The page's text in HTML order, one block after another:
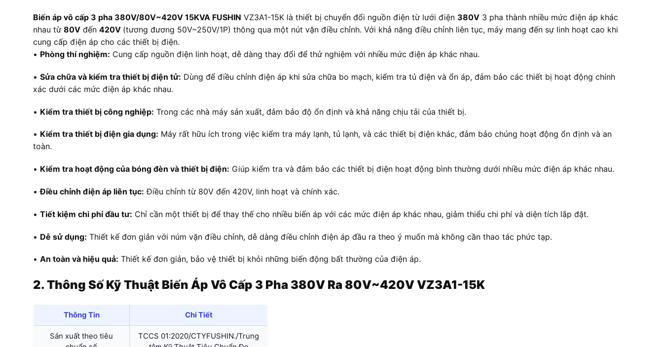
Biến áp vô cấp 3 pha 380V/80V~420V 15KVA FUSHIN VZ3A1-15K là thiết bị chuyển đổi nguồn điện từ lưới điện 380V 3 pha thành nhiều mức điện áp khác
nhau từ 80V đến 420V (tương đương 50V~250V/1P) thông qua một nút vặn điều chỉnh. Với khả năng điều chỉnh liên tục, máy mang đến sự linh hoạt cao khi
cung cấp điện áp cho các thiết bị điện.
• Phòng thí nghiệm: Cung cấp nguồn điện linh hoạt, dễ dàng thay đổi để thử nghiệm với nhiều mức điện áp khác nhau.
• Sửa chữa và kiểm tra thiết bị điện tử: Dùng để điều chỉnh điện áp khi sửa chữa bo mạch, kiểm tra tủ điện và ổn áp, đảm bảo các thiết bị hoạt động chính
xác dưới các mức điện áp khác nhau.
• Kiểm tra thiết bị công nghiệp: Trong các nhà máy sản xuất, đảm bảo độ ổn định và khả năng chịu tải của thiết bị.
• Kiểm tra thiết bị điện gia dụng: Máy rất hữu ích trong việc kiểm tra máy lạnh, tủ lạnh, và các thiết bị điện khác, đảm bảo chúng hoạt động ổn định và an
toàn.
• Kiểm tra hoạt động của bóng đèn và thiết bị điện: Giúp kiểm tra và đảm bảo các thiết bị điện hoạt động bình thường dưới nhiều mức điện áp khác nhau.
•Điều chỉnh điện áp liên tục: Điều chỉnh từ 80V đến 420V, linh hoạt và chính xác.
• Tiết kiệm chi phí đầu tư: Chỉ cần một thiết bị để thay thế cho nhiều biến áp với các mức điện áp khác nhau, giảm thiểu chi phí và diện tích lắp đặt.
• Dễ sử dụng: Thiết kế đơn giản với núm vặn điều chỉnh, dễ dàng điều chỉnh điện áp đầu ra theo ý muốn mà không cần thao tác phức tạp.
• An toàn và hiệu quả: Thiết kế đơn giản, bảo vệ thiết bị khỏi những biến động bất thường của điện áp.
2. Thông Số Kỹ Thuật Biến Áp Vô Cấp 3 Pha 380V Ra 80V~420V VZ3A1-15K
Thông Tin Chi Tiết
Sản xuất theo tiêu
TCCS 01:2020/CTYFUSHIN./Trung